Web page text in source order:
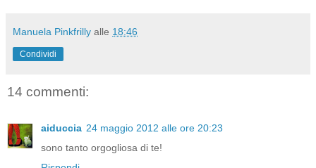
Manuela Pinkfrilly alle 18:46
Condividi
14 commenti:
aiduccia 24 maggio 2012 alle ore 20:23
sono tanto orgogliosa di te!